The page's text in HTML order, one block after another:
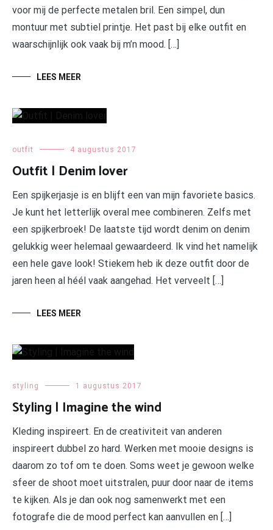
voor mij de perfecte metalen bril. Een simpel, dun
montuur met subtiel printje. Het past bij elke outfit en
waarschijnlijk ook vaak bij m’n mood. […]
LEES MEER
outfit 4 augustus 2017
Outfit | Denim lover
Een spijkerjasje is en blijft een van mijn favoriete basics.
Je kunt het letterlijk overal mee combineren. Zelfs met
een spijkerbroek! De laatste tijd wordt denim on denim
gelukkig weer helemaal gewaardeerd. Ik vind het namelijk
een hele gave look! Stiekem heb ik deze outfit door de
jaren heen al héél vaak aangehad. Het verveelt […]
LEES MEER
styling 1 augustus 2017
Styling | Imagine the wind
Kleding inspireert. En de creativiteit van anderen
inspireert dubbel zo hard. Werken met mooie designs is
daarom zo tof om te doen. Soms weet je gewoon welke
sfeer de shoot moet uitstralen, puur door naar de items
te kijken. Als je dan ook nog samenwerkt met een
fotografe die de mood perfect kan aanvullen en […]